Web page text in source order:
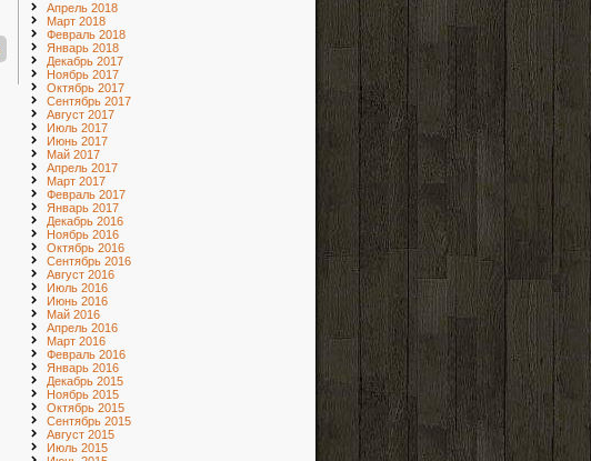
Апрель 2018
Март 2018
Февраль 2018
Январь 2018
Декабрь 2017
Ноябрь 2017
Октябрь 2017
Сентябрь 2017
Август 2017
Июль 2017
Июнь 2017
Май 2017
Апрель 2017
Март 2017
Февраль 2017
Январь 2017
Декабрь 2016
Ноябрь 2016
Октябрь 2016
Сентябрь 2016
Август 2016
Июль 2016
Июнь 2016
Май 2016
Апрель 2016
Март 2016
Февраль 2016
Январь 2016
Декабрь 2015
Ноябрь 2015
Октябрь 2015
Сентябрь 2015
Август 2015
Июль 2015